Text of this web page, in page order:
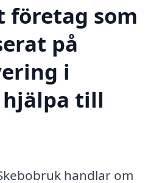
företag som
på
i
hjälpa till
handlar om